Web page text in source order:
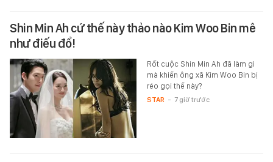
Shin Min Ah cứ thế này thảo nào Kim Woo Bin mê
như điếu đổ!
Rốt cuộc Shin Min Ah đã làm gì
mà khiến ông xã Kim Woo Bin bị
réo gọi thế này?
STAR - 7 giờ trước